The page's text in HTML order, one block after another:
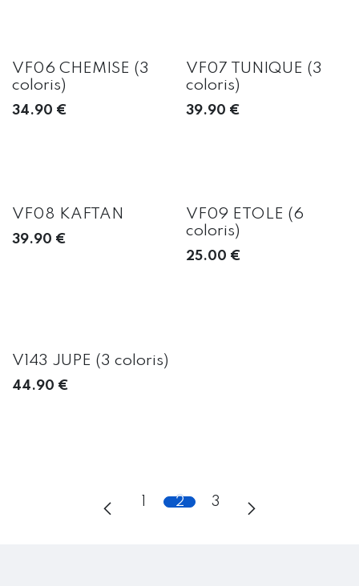
VF06 CHEMISE (3
coloris)
34.90 €
VF07 TUNIQUE (3
coloris)
39.90 €
VF08 KAFTAN
39.90 €
VF09 ETOLE (6
coloris)
25.00 €
V143 JUPE (3 coloris)
44.90 €
2 3